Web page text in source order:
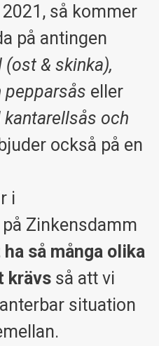
så kommer
på antingen
& skinka),
eller
och
också på en
i
Zinkensdamm
så många olika
krävs så att vi
situation